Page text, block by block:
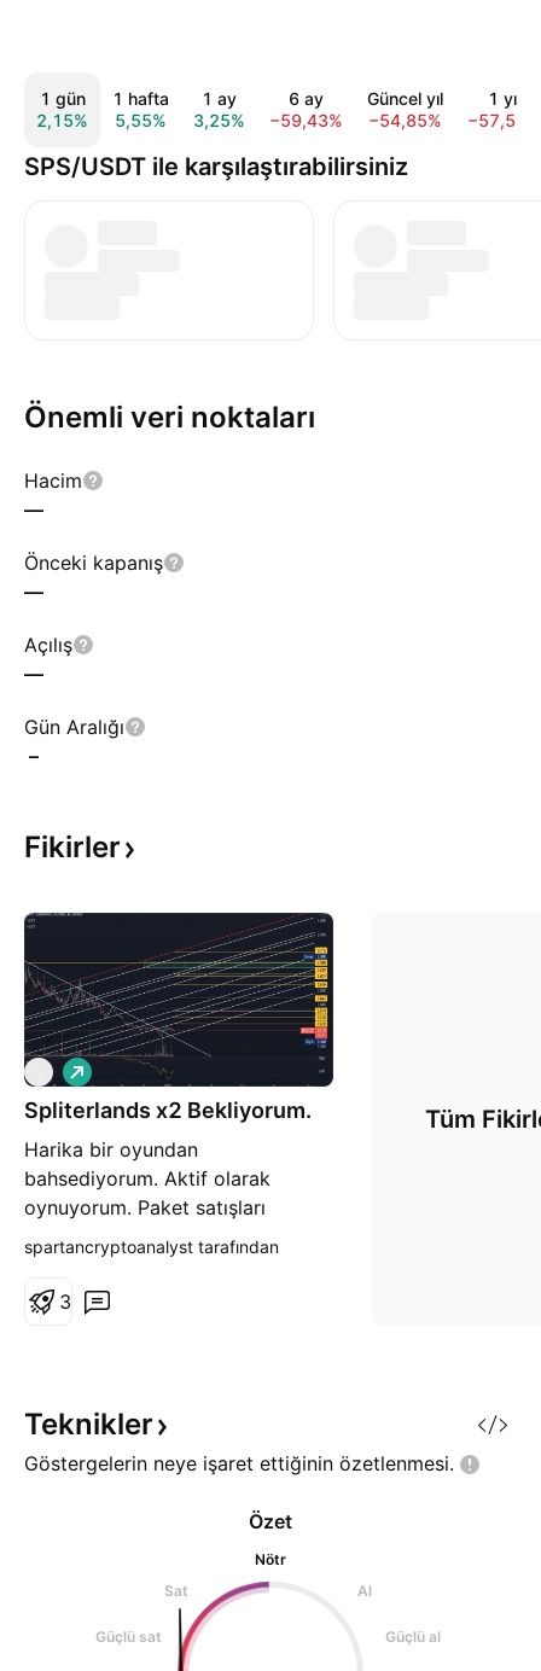
1 gün
2,15%
1 hafta
5,55%
1 ay
3,25%
6 ay
−59,43%
Güncel yıl
−54,85%
1 yıl
−57,53%
SPS/USDT ile karşılaştırabilirsiniz
Önemli veri noktaları
Hacim
—
Önceki kapanış
—
Açılış
—
Gün Aralığı
–
Fikirler
Spliterlands x2 Bekliyorum.
Harika bir oyundan
bahsediyorum. Aktif olarak
oynuyorum. Paket satışları
gelecekı minimum x2 bekliyorum.
A
l
ı
spartancryptoanalyst tarafından
3
Tüm
Teknikler
Göstergelerin neye işaret ettiğinin özetlenmesi.
Özet
Nötr
Sat
Al
Güçlü sat Güçlü al